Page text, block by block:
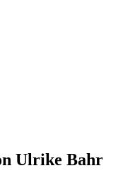
Ulrike Bahr